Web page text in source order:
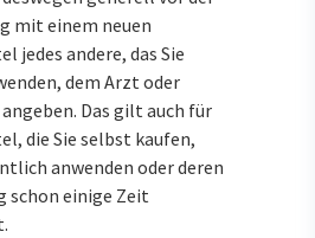
mit einem neuen
jedes andere, das Sie
dem Arzt oder
Das gilt auch für
die Sie selbst kaufen,
anwenden oder deren
schon einige Zeit